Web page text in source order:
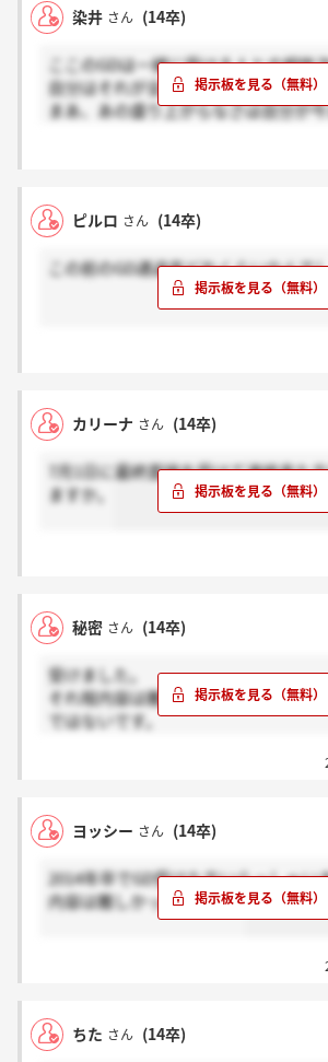
染井 さん (14卒)
ここのGDは一緒に受ける人との相性
自分はそれが全くダメだったので先日
まあ、あの盛り上がらなさは自分が
ピルロ さん (14卒)
この前のGD通過率どれくらいなんで
カリーナ さん (14卒)
7月1日に最終面接を受けて連絡来た
ますか。
秘密 さん (14卒)
受けました。
それ程内容は難しくないですよ。用
ではないです。
ただ発言すればいいってわけではな
きちんと見てくださっている印象でし
ヨッシー さん (14卒)
2014年卒でGD受けた方いらっしゃい
内容は難しかったですか？
ちた さん (14卒)